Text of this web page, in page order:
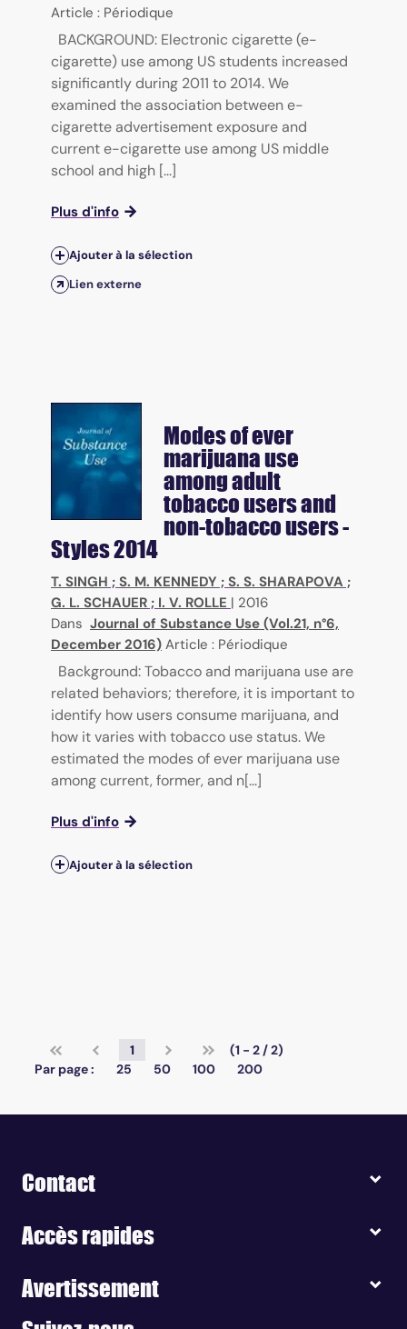
Article : Périodique
BACKGROUND: Electronic cigarette (e-
cigarette) use among US students increased
significantly during 2011 to 2014. We
examined the association between e-
cigarette advertisement exposure and
current e-cigarette use among US middle
school and high [...]
Plus d'info
Ajouter à la sélection
Lien externe
Modes of ever
marijuana use
among adult
tobacco users and
non-tobacco users -
Styles 2014
T. SINGH ; S. M. KENNEDY ; S. S. SHARAPOVA ;
G. L. SCHAUER ; I. V. ROLLE | 2016
Dans Journal of Substance Use (Vol.21, n°6,
December 2016) Article : Périodique
Background: Tobacco and marijuana use are
related behaviors; therefore, it is important to
identify how users consume marijuana, and
how it varies with tobacco use status. We
estimated the modes of ever marijuana use
among current, former, and n[...]
Plus d'info
Ajouter à la sélection
1
(1 - 2 / 2)
Par page :
25 50 100 200
Contact
Accès rapides
Avertissement